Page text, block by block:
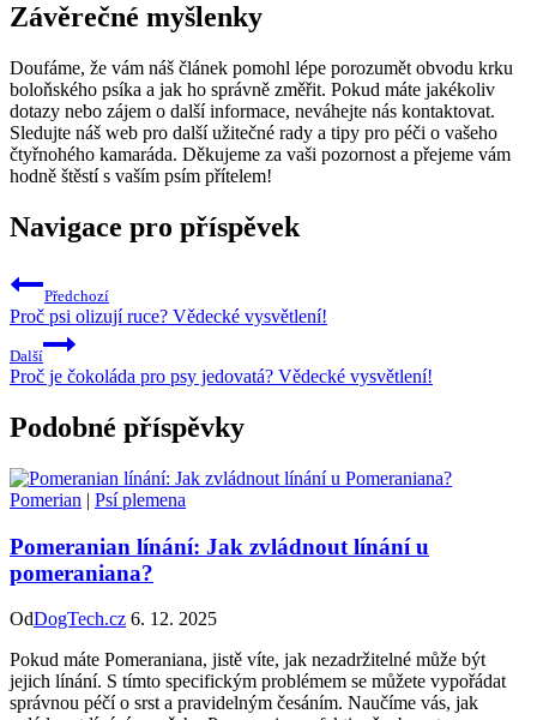
Závěrečné myšlenky
Doufáme, že vám náš článek pomohl lépe porozumět obvodu krku
boloňského psíka a jak ho správně změřit. Pokud máte jakékoliv
dotazy nebo zájem o další informace, neváhejte nás kontaktovat.
Sledujte náš web pro další užitečné rady a tipy pro péči o vašeho
čtyřnohého kamaráda. Děkujeme za vaši pozornost a přejeme vám
hodně štěstí s vaším psím přítelem!
Navigace pro příspěvek
Předchozí
Proč psi olizují ruce? Vědecké vysvětlení!
Další
Proč je čokoláda pro psy jedovatá? Vědecké vysvětlení!
Podobné příspěvky
Pomerian | Psí plemena
Pomeranian línání: Jak zvládnout línání u
pomeraniana?
OdDogTech.cz 6. 12. 2025
Pokud máte Pomeraniana, jistě víte, jak nezadržitelné může být
jejich línání. S tímto specifickým problémem se můžete vypořádat
správnou péčí o srst a pravidelným česáním. Naučíme vás, jak